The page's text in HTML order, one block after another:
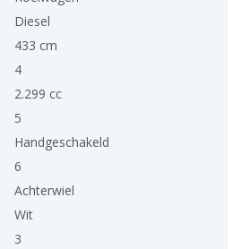
Diesel
433 cm
4
2.299 cc
5
Handgeschakeld
6
Achterwiel
Wit
3